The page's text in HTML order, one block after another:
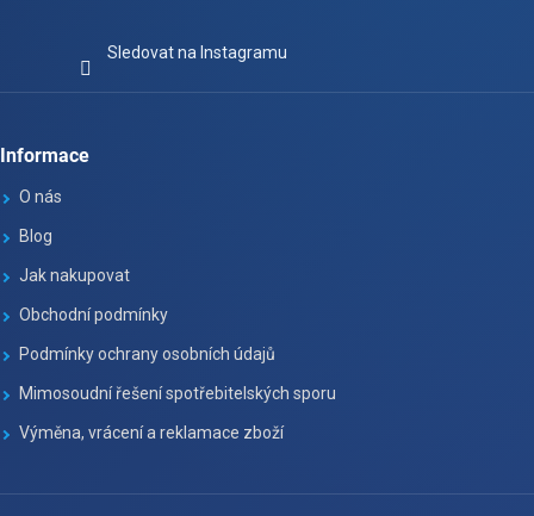
Sledovat na Instagramu
Informace
O nás
Blog
Jak nakupovat
Obchodní podmínky
Podmínky ochrany osobních údajů
Mimosoudní řešení spotřebitelských sporu
Výměna, vrácení a reklamace zboží